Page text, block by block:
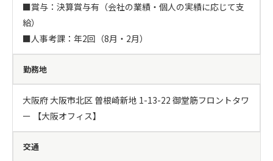
■賞与：決算賞与有（会社の業績・個人の実績に応じて支
給）
■人事考課：年2回（8月・2月）
勤務地
大阪府 大阪市北区 曽根崎新地 1-13-22 御堂筋フロントタワ
ー 【大阪オフィス】
交通